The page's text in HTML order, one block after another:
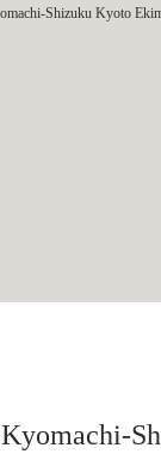
Shizuku Kyoto